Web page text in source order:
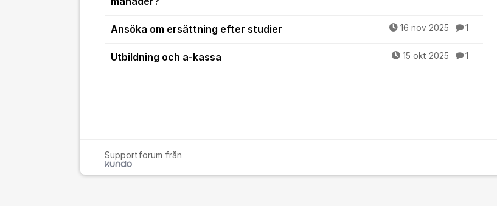
Ansöka om ersättning efter studier 16 nov 2025 1
Utbildning och a-kassa 15 okt 2025 1
Supportforum från